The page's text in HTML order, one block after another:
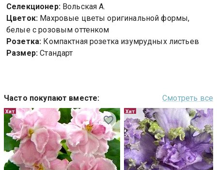
Селекционер: Вольская А.
Цветок: Махровые цветы оригинальной формы,
белые с розовым оттенком
Розетка: Компактная розетка изумрудных листьев
Размер: Стандарт
Часто покупают вместе: Смотреть все
Хит Хит